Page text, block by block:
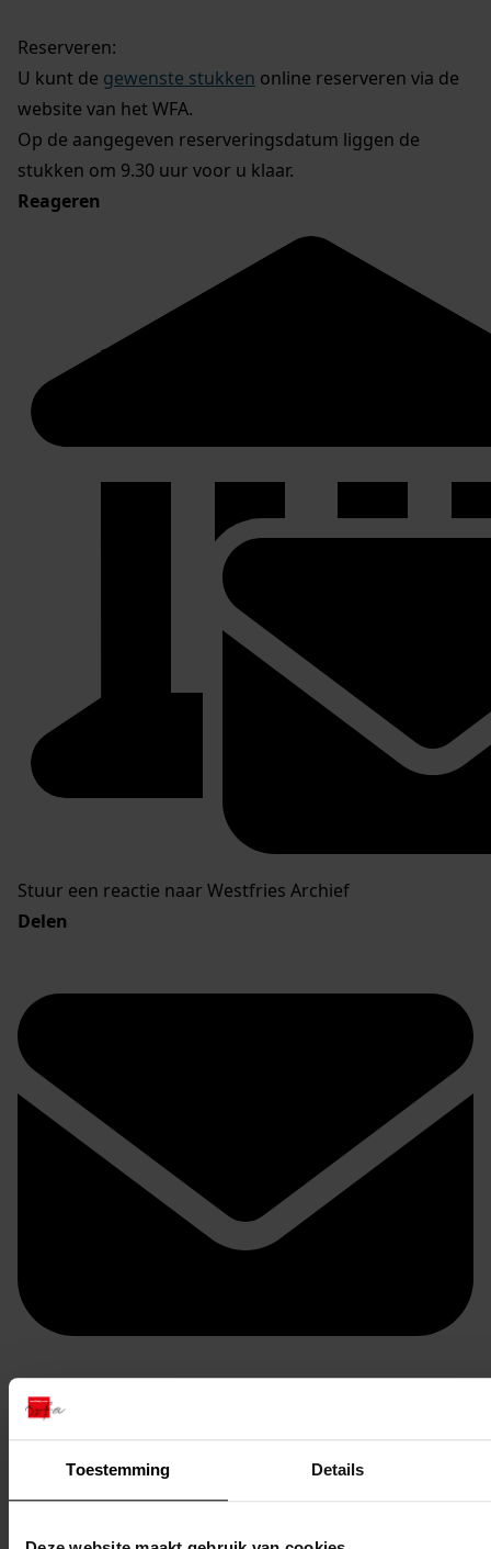
Toestemming Details
Reserveren:
U kunt de gewenste stukken online reserveren via de
website van het WFA.
Op de aangegeven reserveringsdatum liggen de
stukken om 9.30 uur voor u klaar.
Reageren
Stuur een reactie naar Westfries Archief
Delen
Doorsturen per email